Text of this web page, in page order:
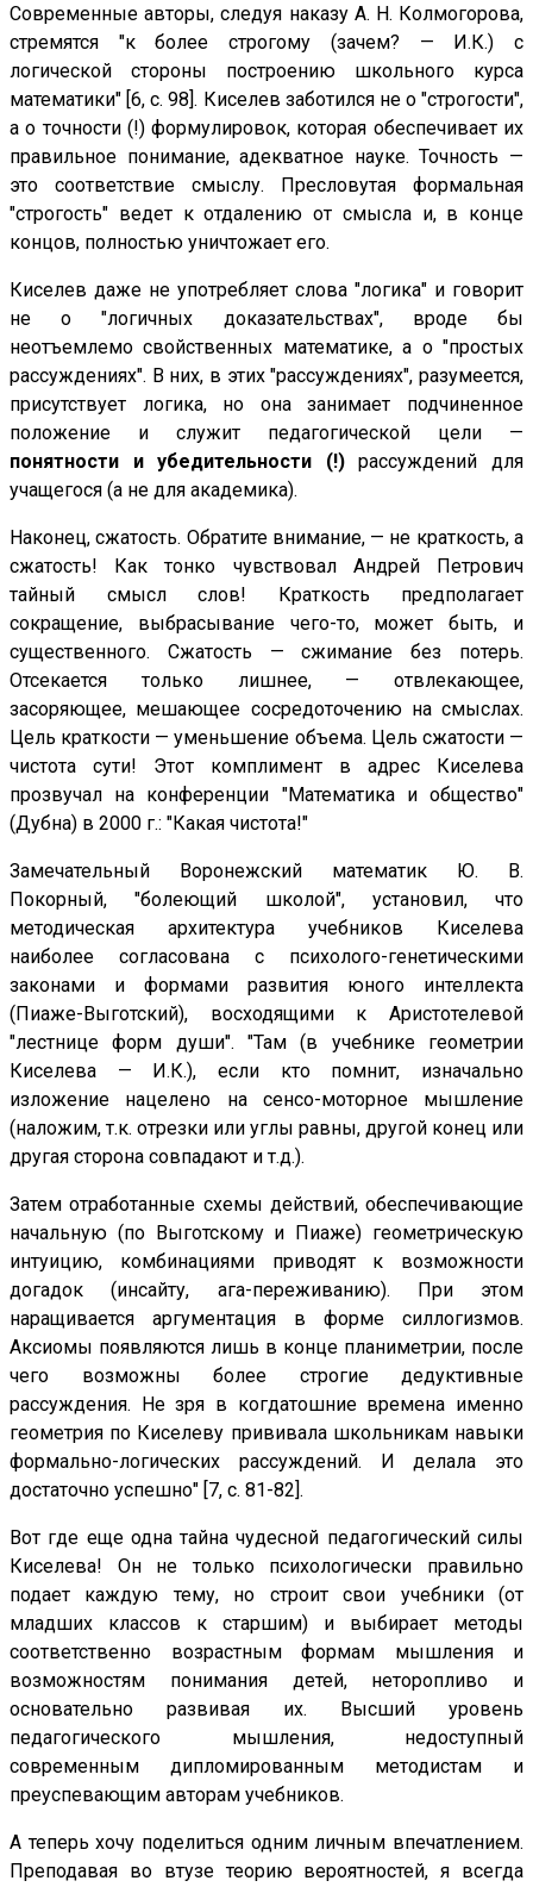
Современные авторы, следуя наказу А. Н. Колмогорова,
стремятся "к более строгому (зачем? — И.К.) с
логической стороны построению школьного курса
математики" [6, с. 98]. Киселев заботился не о "строгости",
а о точности (!) формулировок, которая обеспечивает их
правильное понимание, адекватное науке. Точность —
это соответствие смыслу. Пресловутая формальная
"строгость" ведет к отдалению от смысла и, в конце
концов, полностью уничтожает его.
Киселев даже не употребляет слова "логика" и говорит
не о "логичных доказательствах", вроде бы
неотъемлемо свойственных математике, а о "простых
рассуждениях". В них, в этих "рассуждениях", разумеется,
присутствует логика, но она занимает подчиненное
положение и служит педагогической цели —
понятности и убедительности (!)рассуждений для
учащегося (а не для академика).
Наконец, сжатость. Обратите внимание, — не краткость, а
сжатость! Как тонко чувствовал Андрей Петрович
тайный смысл слов! Краткость предполагает
сокращение, выбрасывание чего-то, может быть, и
существенного. Сжатость — сжимание без потерь.
Отсекается только лишнее, — отвлекающее,
засоряющее, мешающее сосредоточению на смыслах.
Цель краткости — уменьшение объема. Цель сжатости —
чистота сути! Этот комплимент в адрес Киселева
прозвучал на конференции "Математика и общество"
(Дубна) в 2000 г.: "Какая чистота!"
Замечательный Воронежский математик Ю. В.
Покорный, "болеющий школой", установил, что
методическая архитектура учебников Киселева
наиболее согласована с психолого-генетическими
законами и формами развития юного интеллекта
(Пиаже-Выготский), восходящими к Аристотелевой
"лестнице форм души". "Там (в учебнике геометрии
Киселева — И.К.), если кто помнит, изначально
изложение нацелено на сенсо-моторное мышление
(наложим, т.к. отрезки или углы равны, другой конец или
другая сторона совпадают и т.д.).
Затем отработанные схемы действий, обеспечивающие
начальную (по Выготскому и Пиаже) геометрическую
интуицию, комбинациями приводят к возможности
догадок (инсайту, ага-переживанию). При этом
наращивается аргументация в форме силлогизмов.
Аксиомы появляются лишь в конце планиметрии, после
чего возможны более строгие дедуктивные
рассуждения. Не зря в когдатошние времена именно
геометрия по Киселеву прививала школьникам навыки
формально-логических рассуждений. И делала это
достаточно успешно" [7, с. 81-82].
Вот где еще одна тайна чудесной педагогический силы
Киселева! Он не только психологически правильно
подает каждую тему, но строит свои учебники (от
младших классов к старшим) и выбирает методы
соответственно возрастным формам мышления и
возможностям понимания детей, неторопливо и
основательно развивая их. Высший уровень
педагогического мышления, недоступный
современным дипломированным методистам и
преуспевающим авторам учебников.
А теперь хочу поделиться одним личным впечатлением.
Преподавая во втузе теорию вероятностей, я всегда